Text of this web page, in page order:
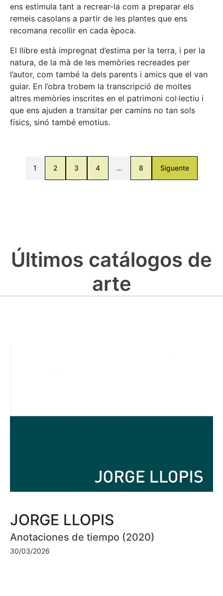
ens estimula tant a recrear-la com a preparar els
remeis casolans a partir de les plantes que ens
recomana recollir en cada època.
El llibre està impregnat d’estima per la terra, i per la
natura, de la mà de les memòries recreades per
l’autor, com també la dels parents i amics que el van
guiar. En l’obra trobem la transcripció de moltes
altres memòries inscrites en el patrimoni col·lectiu i
que ens ajuden a transitar per camins no tan sols
físics, sinó també emotius.
1 2 3 4 … 8 Siguente
Últimos catálogos de
arte
JORGE LLOPIS
Anotaciones de tiempo (2020)
30/03/2026